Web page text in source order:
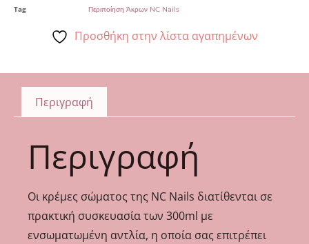
Tag Περιποίηση Άκρων NC Nails
Προσθήκη στην λίστα αγαπημένων
Περιγραφή
Περιγραφή
Οι κρέμες σώματος της NC Nails διατίθενται σε
πρακτική συσκευασία των 300ml με
ενσωματωμένη αντλία, η οποία σας επιτρέπει